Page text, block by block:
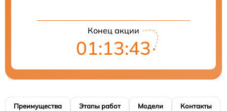
Конец акции
01:13:42
Преимущества Этапы работ Модели Контакты